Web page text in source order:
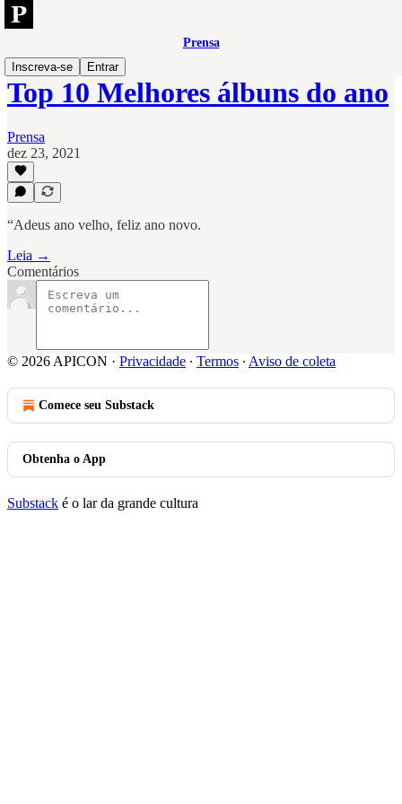
Prensa
Inscreva-se
Entrar
Top 10 Melhores álbuns do ano
Prensa
dez 23, 2021
“Adeus ano velho, feliz ano novo.
Leia →
Comentários
© 2026 APICON · Privacidade ∙ Termos ∙ Aviso de coleta
Comece seu Substack
Obtenha o App
Substack é o lar da grande cultura